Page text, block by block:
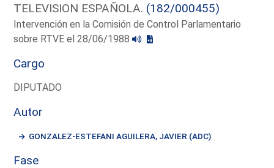
TELEVISION ESPAÑOLA. (182/000455)
Intervención en la Comisión de Control Parlamentario
sobre RTVE el 28/06/1988
Cargo
DIPUTADO
Autor
GONZALEZ-ESTEFANI AGUILERA, JAVIER (ADC)
Fase